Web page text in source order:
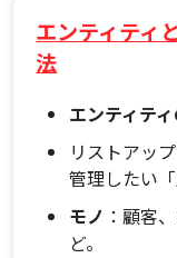
エンティティ
法
エンティテ
リストアッ
管理したい
モノ ：顧客
ど。